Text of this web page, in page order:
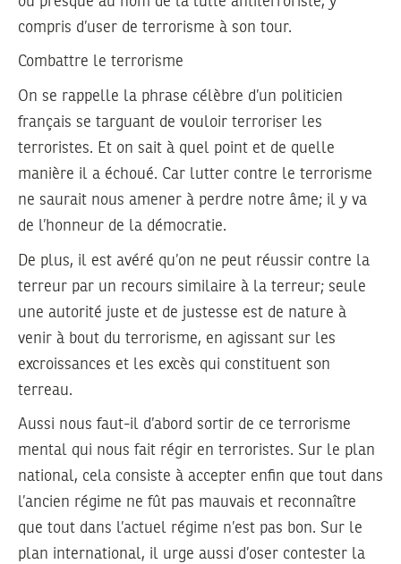
compris d’user de terrorisme à son tour.
Combattre le terrorisme
On se rappelle la phrase célèbre d’un politicien
français se targuant de vouloir terroriser les
terroristes. Et on sait à quel point et de quelle
manière il a échoué. Car lutter contre le terrorisme
ne saurait nous amener à perdre notre âme; il y va
de l’honneur de la démocratie.
De plus, il est avéré qu’on ne peut réussir contre la
terreur par un recours similaire à la terreur; seule
une autorité juste et de justesse est de nature à
venir à bout du terrorisme, en agissant sur les
excroissances et les excès qui constituent son
terreau.
Aussi nous faut-il d’abord sortir de ce terrorisme
mental qui nous fait régir en terroristes. Sur le plan
national, cela consiste à accepter enfin que tout dans
l’ancien régime ne fût pas mauvais et reconnaître
que tout dans l’actuel régime n’est pas bon. Sur le
plan international, il urge aussi d’oser contester la